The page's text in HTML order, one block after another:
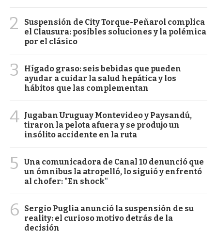
2
Suspensión de City Torque-Peñarol complica
el Clausura: posibles soluciones y la polémica
por el clásico
3
Hígado graso: seis bebidas que pueden
ayudar a cuidar la salud hepática y los
hábitos que las complementan
4 Jugaban Uruguay Montevideo y Paysandú,
tiraron la pelota afuera y se produjo un
insólito accidente en la ruta
5
Una comunicadora de Canal 10 denunció que
un ómnibus la atropelló, lo siguió y enfrentó
al chofer: "En shock"
6
Sergio Puglia anunció la suspensión de su
reality: el curioso motivo detrás de la
decisión